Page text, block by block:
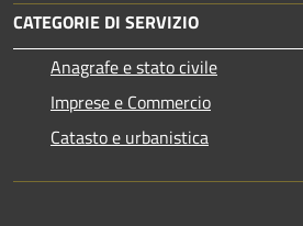
CATEGORIE DI SERVIZIO
Anagrafe e stato civile
Imprese e Commercio
Catasto e urbanistica